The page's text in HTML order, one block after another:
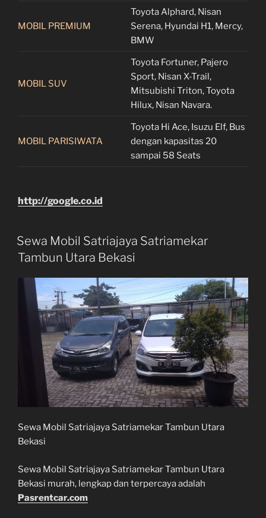
MOBIL PREMIUM
Toyota Alphard, Nisan
Serena, Hyundai H1, Mercy,
BMW
MOBIL SUV
Toyota Fortuner, Pajero
Sport, Nisan X-Trail,
Mitsubishi Triton, Toyota
Hilux, Nisan Navara.
MOBIL PARISIWATA
Toyota Hi Ace, Isuzu Elf, Bus
dengan kapasitas 20
sampai 58 Seats
http://google.co.id
Sewa Mobil Satriajaya Satriamekar
Tambun Utara Bekasi
Sewa Mobil Satriajaya Satriamekar Tambun Utara
Bekasi
Sewa Mobil Satriajaya Satriamekar Tambun Utara
Bekasi murah, lengkap dan terpercaya adalah
Pasrentcar.com